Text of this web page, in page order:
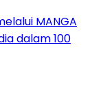
MANGA
dalam 100